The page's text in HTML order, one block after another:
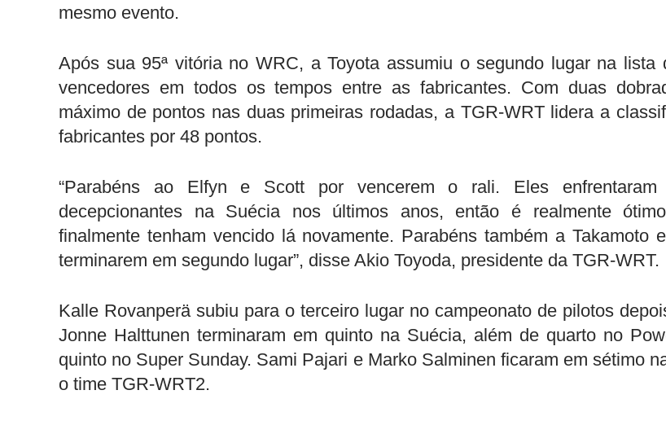
mesmo evento.
Após sua 95ª vitória no WRC, a Toyota assumiu o segundo lugar na lista
vencedores em todos os tempos entre as fabricantes. Com duas
máximo de pontos nas duas primeiras rodadas, a TGR-WRT lidera a
fabricantes por 48 pontos.
“Parabéns ao Elfyn e Scott por vencerem o rali. Eles enfrentaram
decepcionantes na Suécia nos últimos anos, então é realmente
finalmente tenham vencido lá novamente. Parabéns também a Takamoto
terminarem em segundo lugar”, disse Akio Toyoda, presidente da TGR-WRT.
Kalle Rovanperä subiu para o terceiro lugar no campeonato de pilotos
Jonne Halttunen terminaram em quinto na Suécia, além de quarto no
quinto no Super Sunday. Sami Pajari e Marko Salminen ficaram em sétimo
o time TGR-WRT2.